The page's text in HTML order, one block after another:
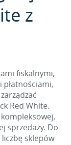
z
fiskalnymi,
płatnościami,
Red White.
sprzedaży. Do
sklepów